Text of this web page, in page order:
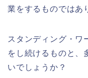
業をするものではあ
スタンディング・ワ
をし続けるものと、
いでしょうか？